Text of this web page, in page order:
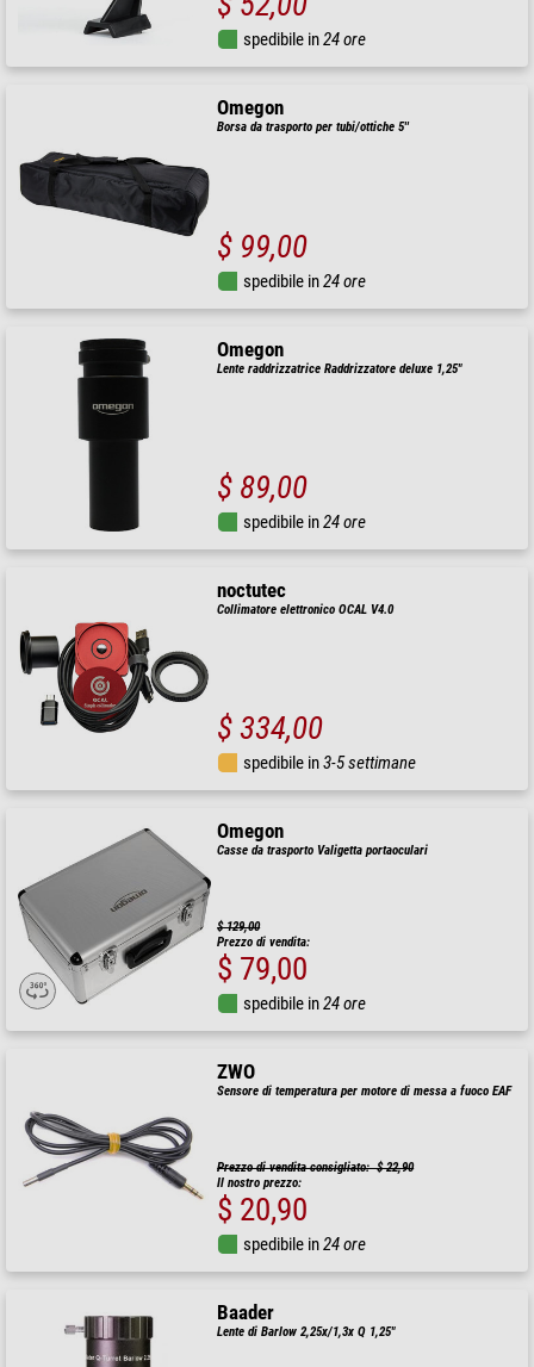
spedibile in24 ore
Omegon
Borsa da trasporto per tubi/ottiche 5''
$ 99,00
spedibile in24 ore
Omegon
Lente raddrizzatrice Raddrizzatore deluxe 1,25"
$ 89,00
spedibile in24 ore
noctutec
Collimatore elettronico OCAL V4.0
$ 334,00
spedibile in3-5 settimane
Omegon
Casse da trasporto Valigetta portaoculari
$ 129,00
Prezzo di vendita:
$ 79,00
spedibile in24 ore
ZWO
Sensore di temperatura per motore di messa a fuoco EAF
Prezzo di vendita consigliato: $ 22,90
Il nostro prezzo:
$ 20,90
spedibile in24 ore
Baader
Lente di Barlow 2,25x/1,3x Q 1,25"